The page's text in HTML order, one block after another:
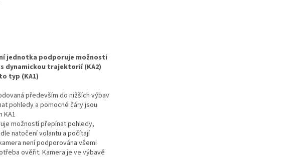
jednotka podporuje možnosti
dynamickou trajektorií (KA2)
typ (KA1)
především do nižších výbav
pohledy a pomocné čáry jsou
KA1
možností přepínat pohledy,
natočení volantu a počítají
není podporována všemi
ověřit. Kamera je ve výbavě